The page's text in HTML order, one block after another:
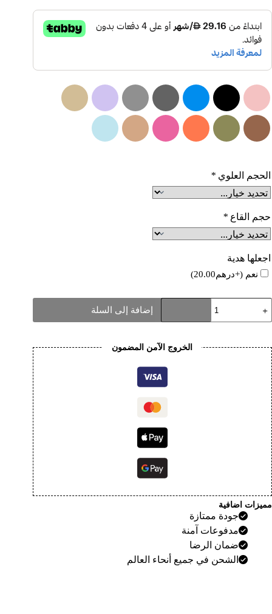
الحجم العلوي *
حجم القاع *
اجعلها هدية
نعم (+درهم20.00
)
Personality
Hoodie
إضافة إلى السلة
الخروج الآمن المضمون
مميزات اضافية
جودة ممتازة
مدفوعات آمنة
ضمان الرضا
الشحن في جميع أنحاء العالم